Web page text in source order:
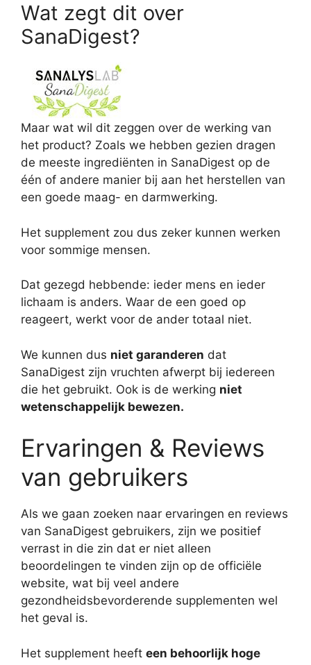
Wat zegt dit over
SanaDigest?
Maar wat wil dit zeggen over de werking van
het product? Zoals we hebben gezien dragen
de meeste ingrediënten in SanaDigest op de
één of andere manier bij aan het herstellen van
een goede maag- en darmwerking.
Het supplement zou dus zeker kunnen werken
voor sommige mensen.
Dat gezegd hebbende: ieder mens en ieder
lichaam is anders. Waar de een goed op
reageert, werkt voor de ander totaal niet.
We kunnen dus niet garanderen dat
SanaDigest zijn vruchten afwerpt bij iedereen
die het gebruikt. Ook is de werking niet
wetenschappelijk bewezen.
Ervaringen & Reviews
van gebruikers
Als we gaan zoeken naar ervaringen en reviews
van SanaDigest gebruikers, zijn we positief
verrast in die zin dat er niet alleen
beoordelingen te vinden zijn op de officiële
website, wat bij veel andere
gezondheidsbevorderende supplementen wel
het geval is.
Het supplement heeft een behoorlijk hoge